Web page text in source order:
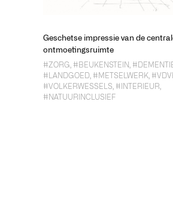
Geschetse impressie van de
ontmoetingsruimte
#ZORG #BEUKENSTEIN
#LANDGOED #METSELWERK
#VOLKERWESSELS #INTERIEUR
#NATUURINCLUSIEF